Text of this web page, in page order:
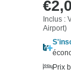
Inclus :
Airport)
Prix